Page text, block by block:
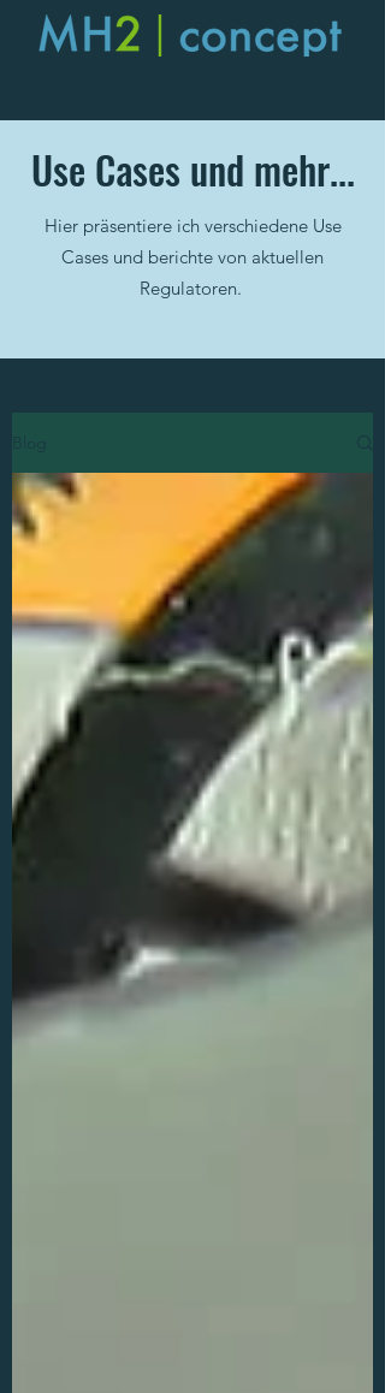
Use Cases und mehr...
Hier präsentiere ich verschiedene Use
Cases und berichte von aktuellen
Regulatoren.